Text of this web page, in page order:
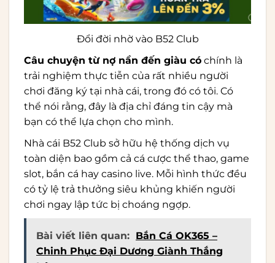
Đổi đời nhờ vào B52 Club
Câu chuyện từ nợ nần đến giàu có chính là
trải nghiệm thực tiễn của rất nhiều người
chơi đăng ký tại nhà cái, trong đó có tôi. Có
thể nói rằng, đây là địa chỉ đáng tin cậy mà
bạn có thể lựa chọn cho mình.
Nhà cái B52 Club sở hữu hệ thống dịch vụ
toàn diện bao gồm cả cá cược thể thao, game
slot, bắn cá hay casino live. Mỗi hình thức đều
có tỷ lệ trả thưởng siêu khủng khiến người
chơi ngay lập tức bị choáng ngợp.
Bài viết liên quan: Bắn Cá OK365 –
Chinh Phục Đại Dương Giành Thắng